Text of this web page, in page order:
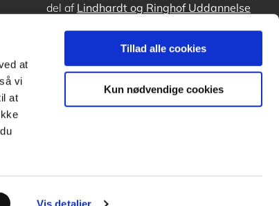
at
vi
at
Vis detaljer
Tillad alle cookies
Kun nødvendige cookies
del af Lindhardt og Ringhof Uddannelse
OrdblindetræningogForstå.dk.